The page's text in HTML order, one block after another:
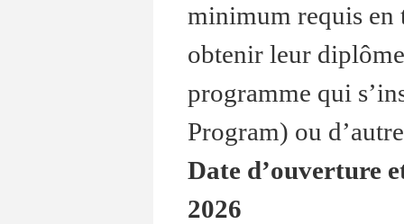
minimum requis en
obtenir leur
programme qui
Program) ou
Date d’ouverture
2026